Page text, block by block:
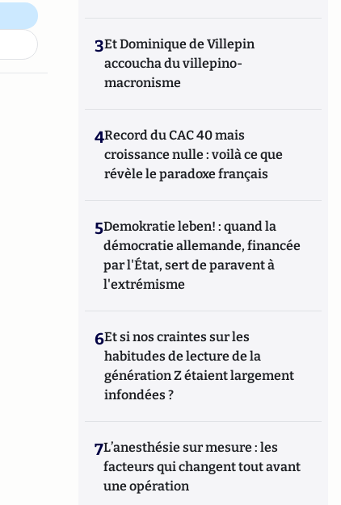
3Et Dominique de Villepin
accoucha du villepino-
macronisme
4Record du CAC 40 mais
croissance nulle : voilà ce que
révèle le paradoxe français
5Demokratie leben! : quand la
démocratie allemande, financée
par l'État, sert de paravent à
l'extrémisme
6Et si nos craintes sur les
habitudes de lecture de la
génération Z étaient largement
infondées ?
7L’anesthésie sur mesure : les
facteurs qui changent tout avant
une opération